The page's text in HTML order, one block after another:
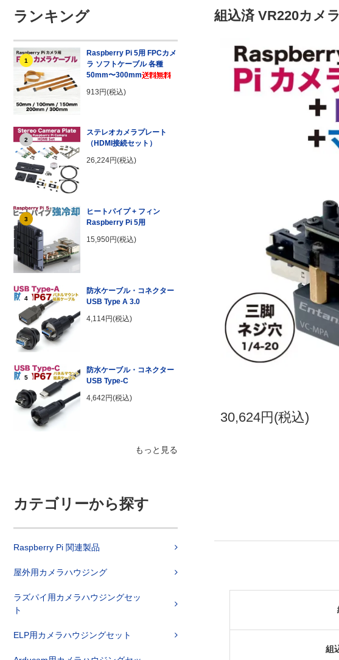
ランキング
1
Raspberry Pi 5用 FPCカメ
ラ ソフトケーブル 各種
50mm〜300mm
913円(税込)
2
ステレオカメラプレート
（HDMI接続セット）
26,224円(税込)
3
ヒートパイプ + フィン
Raspberry Pi 5用
15,950円(税込)
4
防水ケーブル・コネクター
USB Type A 3.0
4,114円(税込)
5
防水ケーブル・コネクター
USB Type-C
4,642円(税込)
もっと見る
カテゴリーから探す
Raspberry Pi 関連製品
屋外用カメラハウジング
ラズパイ用カメラハウジングセッ
ト
ELP用カメラハウジングセット
組込済 VR220カメ
30,624円(税込)
組